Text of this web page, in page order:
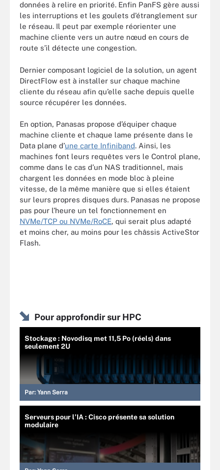
données à relire en priorité. Enfin PanFS gère aussi
les interruptions et les goulets d’étranglement sur
le réseau. Il peut par exemple réorienter une
machine cliente vers un autre nœud en cours de
route s’il détecte une congestion.
Dernier composant logiciel de la solution, un agent
DirectFlow est à installer sur chaque machine
cliente du réseau afin qu’elle sache depuis quelle
source récupérer les données.
En option, Panasas propose d’équiper chaque
machine cliente et chaque lame présente dans le
Data plane d’une carte Infiniband. Ainsi, les
machines font leurs requêtes vers le Control plane,
comme dans le cas d’un NAS traditionnel, mais
chargent les données en mode bloc à pleine
vitesse, de la même manière que si elles étaient
sur leurs propres disques durs. Panasas ne propose
pas pour l’heure un tel fonctionnement en
NVMe/TCP ou NVMe/RoCE, qui serait plus adapté
et moins cher, au moins pour les châssis ActiveStor
Flash.
Pour approfondir sur HPC
Stockage : Novodisq met 11,5 Po (réels) dans
seulement 2U
Par: Yann Serra
Serveurs pour l’IA : Cisco présente sa solution
modulaire